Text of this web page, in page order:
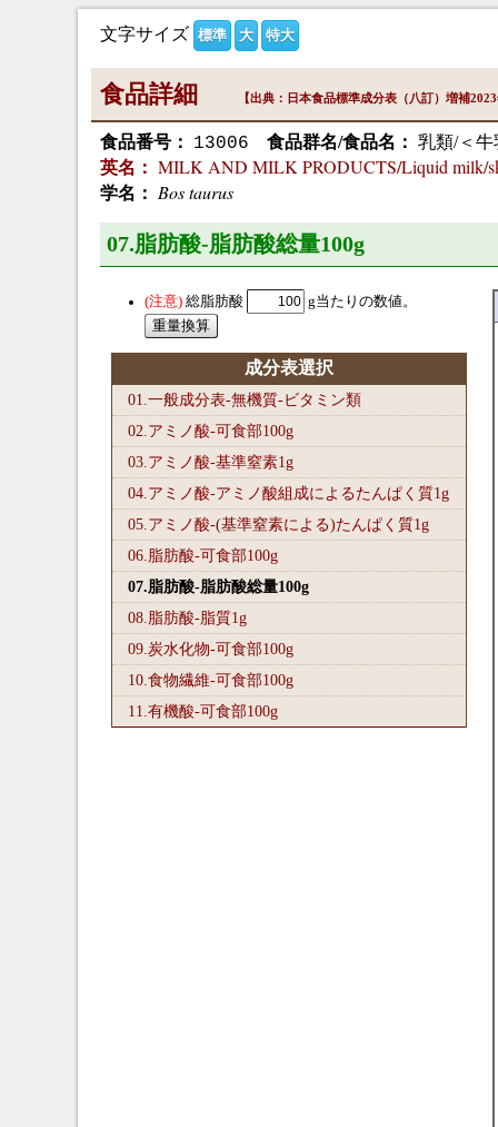
文字サイズ 標準 大 特大
食品詳細 【出典：日本食品標準成分表（八訂）増補
食品番号： 13006 食品群名/食品名： 乳類/＜
英名： MILK AND MILK PRODUCTS/Liquid milk/
学名： Bos taurus
07.脂肪酸-脂肪酸総量100g
総脂肪酸 g当たりの数値。
成分表選択
01.一般成分表-無機質-ビタミン類
02.アミノ酸-可食部100g
03.アミノ酸-基準窒素1g
04.アミノ酸-アミノ酸組成によるたんぱく質1g
05.アミノ酸-(基準窒素による)たんぱく質1g
06.脂肪酸-可食部100g
07.脂肪酸-脂肪酸総量100g
08.脂肪酸-脂質1g
09.炭水化物-可食部100g
10.食物繊維-可食部100g
11.有機酸-可食部100g